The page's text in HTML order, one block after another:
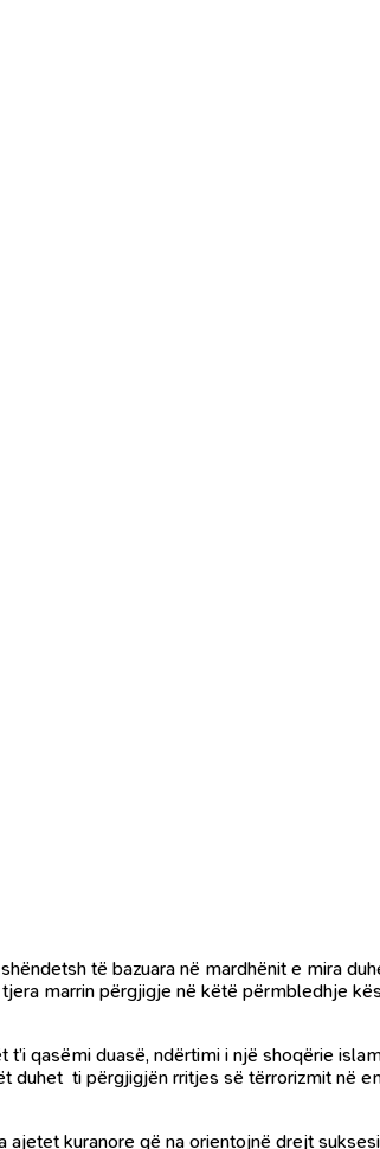
të bazuara në mardhënit e mira
marrin përgjigje në këtë përmbledhje
qasëmi duasë, ndërtimi i një shoqërie
ti përgjigjën rritjes së tërrorizmit në
kuranore që na orientojnë drejt